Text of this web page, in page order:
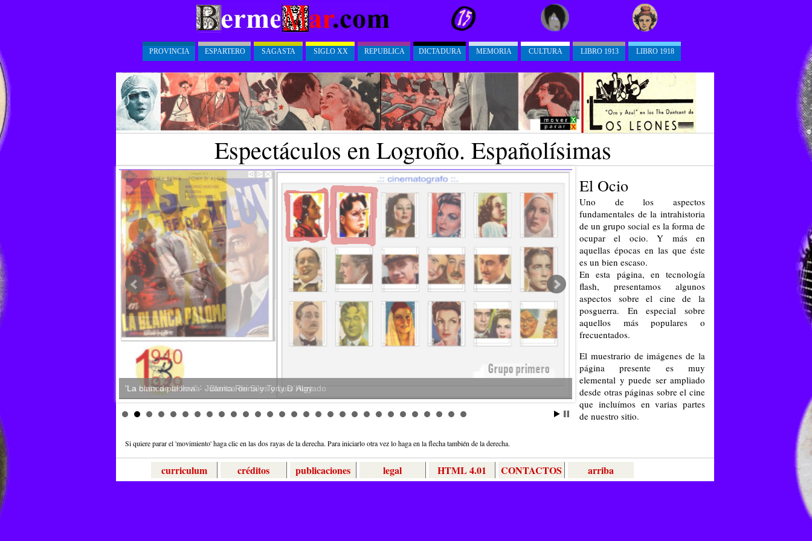
PROVINCIA ESPARTERO SAGASTA SIGLO XX REPUBLICA DICTADURA MEMORIA CULTURA LIBRO 1913 LIBRO 1918
Espectáculos en Logroño. Españolísimas
El Ocio
Uno de los aspectos
fundamentales de la intrahistoria
de un grupo social es la forma de
ocupar el ocio. Y más en
aquellas épocas en las que éste
es un bien escaso.
En esta página, en tecnología
flash, presentamos algunos
aspectos sobre el cine de la
posguerra. En especial sobre
aquellos más populares o
frecuentados.
El muestrario de imágenes de la
página presente es muy
elemental y puede ser ampliado
desde otras páginas sobre el cine
que incluímos en varias partes
de nuestro sitio.
'La blanca paloma' - Juanita Reina y Tony D´Algy
'La casa de la lluvia' - Blanca de Silos y Luis Hurtado
Si quiere parar el 'movimiento' haga clic en las dos rayas de la derecha. Para iniciarlo otra vez lo haga en la flecha también de la derecha.
curriculum créditos publicaciones legal HTML 4.01 CONTACTOS arriba